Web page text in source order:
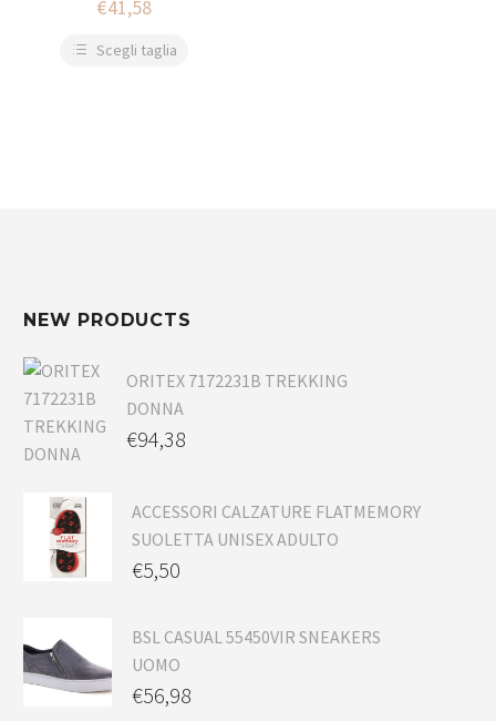
€41,58
Scegli taglia
NEW PRODUCTS
ORITEX 7172231B TREKKING
DONNA
€94,38
ACCESSORI CALZATURE FLATMEMORY
SUOLETTA UNISEX ADULTO
€5,50
BSL CASUAL 55450VIR SNEAKERS
UOMO
€56,98